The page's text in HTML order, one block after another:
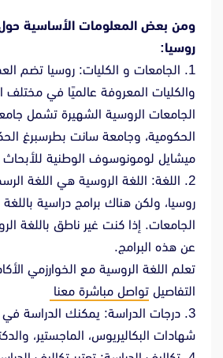
ومن بعض المعلومات الأساسية
روسيا:
1. الجامعات و الكليات: روسيا تضم
والكليات المعروفة عالميًا في
الجامعات الروسية الشهيرة تشمل
الحكومية، وجامعة سانت بطرسبرغ
ميشايل لومونوسوف الوطنية للأبحاث
2. اللغة: اللغة الروسية هي اللغة
روسيا، ولكن هناك برامج دراسية
الجامعات. إذا كنت غير ناطق باللغة
عن هذه البرامج.
تعلم اللغة الروسية مع الخوارزمي
التفاصيل تواصل مباشرة معنا
3. درجات الدراسة: يمكنك الدراسة
شهادات البكاليريوس، الماجستير،